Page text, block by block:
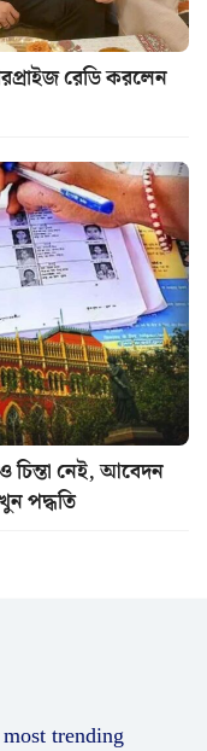
রেডি করলেন
চিন্তা নেই, আবেদন
পদ্ধতি
trending